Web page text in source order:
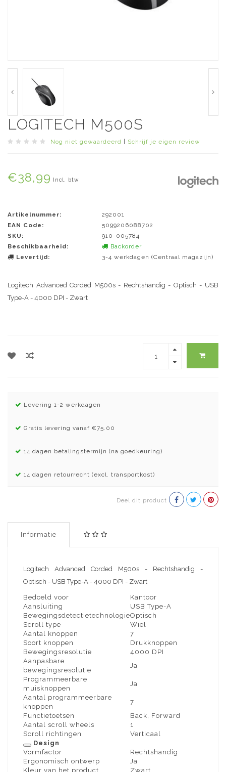
LOGITECH M500S
Nog niet gewaardeerd Schrijf je eigen review
€38,99 Incl. btw
Artikelnummer:
292001
EAN Code:
5099206088702
SKU:
910-005784
Beschikbaarheid:
Backorder
Levertijd:
3-4 werkdagen (Centraal magazijn)
Logitech Advanced Corded M500s - Rechtshandig - Optisch - USB
Type-A - 4000 DPI - Zwart
Levering 1-2 werkdagen
Gratis levering vanaf €75.00
14 dagen betalingstermijn (na goedkeuring)
14 dagen retourrecht (excl. transportkost)
Deel dit product
Informatie
Logitech Advanced Corded M500s - Rechtshandig -
Optisch - USB Type-A - 4000 DPI - Zwart
Bedoeld voor
Kantoor
Aansluiting
USB Type-A
BewegingsdetectietechnologieOptisch
Scroll type
Wiel
Aantal knoppen
7
Soort knoppen
Drukknoppen
Bewegingsresolutie
4000 DPI
Aanpasbare
bewegingsresolutie
Ja
Programmeerbare
muisknoppen
Ja
Aantal programmeerbare
knoppen
7
Functietoetsen
Back, Forward
Aantal scroll wheels
1
Scroll richtingen
Verticaal
Design
Vormfactor
Rechtshandig
Ergonomisch ontwerp
Ja
Kleur van het product
Zwart